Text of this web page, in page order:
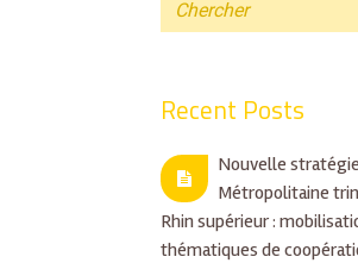
Recent Posts
Nouvelle
Métropolitaine
Rhin supérieur :
thématiques de